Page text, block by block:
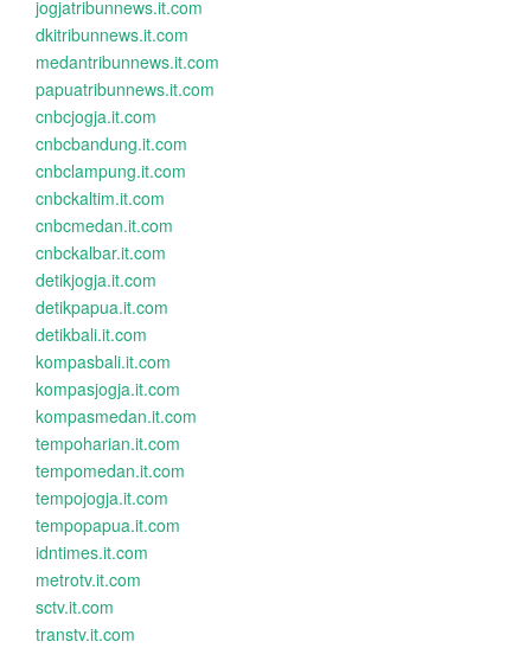
jogjatribunnews.it.com
dkitribunnews.it.com
medantribunnews.it.com
papuatribunnews.it.com
cnbcjogja.it.com
cnbcbandung.it.com
cnbclampung.it.com
cnbckaltim.it.com
cnbcmedan.it.com
cnbckalbar.it.com
detikjogja.it.com
detikpapua.it.com
detikbali.it.com
kompasbali.it.com
kompasjogja.it.com
kompasmedan.it.com
tempoharian.it.com
tempomedan.it.com
tempojogja.it.com
tempopapua.it.com
idntimes.it.com
metrotv.it.com
sctv.it.com
transtv.it.com